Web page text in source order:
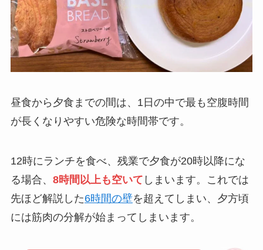
昼食から夕食までの間は、1日の中で最も空腹時間
が長くなりやすい危険な時間帯です。
12時にランチを食べ、残業で夕食が20時以降にな
る場合、 8時間以上も空いて しまいます。これでは
先ほど解説した6時間の壁を超えてしまい、夕方頃
には筋肉の分解が始まってしまいます。